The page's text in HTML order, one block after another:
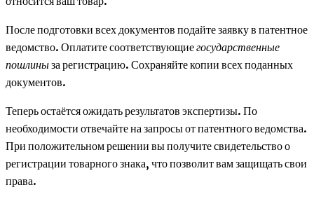
После подготовки всех документов подайте заявку в патентное
ведомство. Оплатите соответствующиегосударственные
пошлиныза регистрацию. Сохраняйте копии всех поданных
документов.
Теперь остаётся ожидать результатов экспертизы. По
необходимости отвечайте на запросы от патентного ведомства.
При положительном решении вы получите свидетельство о
регистрации товарного знака, что позволит вам защищать свои
права.